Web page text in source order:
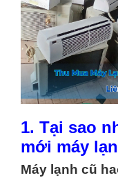
1. Tại sao
mới máy
Máy lạnh cũ